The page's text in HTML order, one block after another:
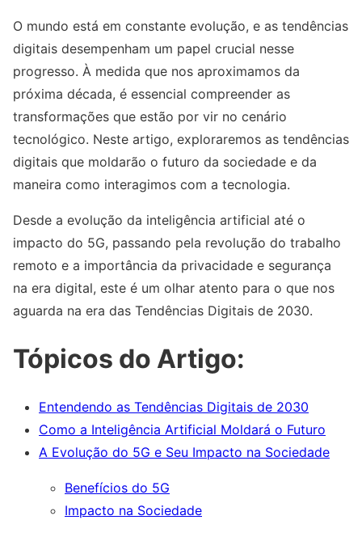
O mundo está em constante evolução, e as tendências
digitais desempenham um papel crucial nesse
progresso. À medida que nos aproximamos da
próxima década, é essencial compreender as
transformações que estão por vir no cenário
tecnológico. Neste artigo, exploraremos as tendências
digitais que moldarão o futuro da sociedade e da
maneira como interagimos com a tecnologia.
Desde a evolução da inteligência artificial até o
impacto do 5G, passando pela revolução do trabalho
remoto e a importância da privacidade e segurança
na era digital, este é um olhar atento para o que nos
aguarda na era das Tendências Digitais de 2030.
Tópicos do Artigo:
Entendendo as Tendências Digitais de 2030
Como a Inteligência Artificial Moldará o Futuro
A Evolução do 5G e Seu Impacto na Sociedade
Benefícios do 5G
Impacto na Sociedade